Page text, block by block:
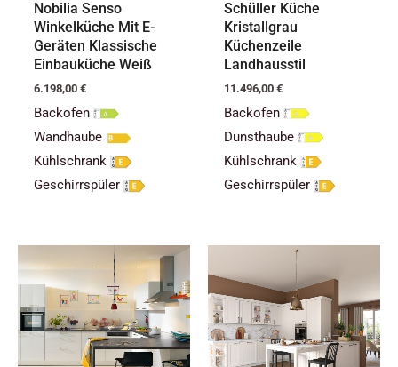
Nobilia Senso
Winkelküche Mit E-
Geräten Klassische
Einbauküche Weiß
6.198,00 €
Backofen
Wandhaube
Kühlschrank
Geschirrspüler
Schüller Küche
Kristallgrau
Küchenzeile
Landhausstil
11.496,00 €
Backofen
Dunsthaube
Kühlschrank
Geschirrspüler